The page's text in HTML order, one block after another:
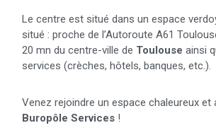
Le centre est situé dans un espace
situé : proche de l’Autoroute A61
20 mn du centre-ville de Toulouse ainsi
services (crèches, hôtels, banques, etc.).
Venez rejoindre un espace chaleureux et
Buropôle Services !